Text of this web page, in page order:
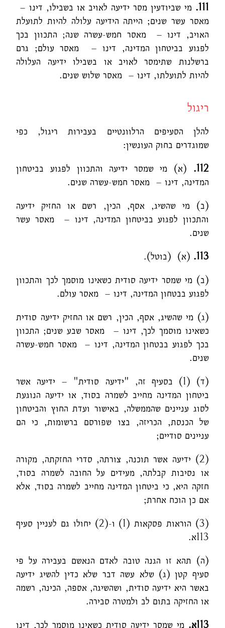
111. מי שביודעין מסר ידיעה לאויב או בשבילו, דינו –
מאסר עשר שנים; הייתה הידיעה עלולה להיות לתועלת
האויב, דינו – מאסר חמש-עשרה שנה; התכוון בכך
לפגוע בביטחון המדינה, דינו – מאסר עולם; גרם
ברשלנות שתימסר לאויב או בשבילו ידיעה העלולה
להיות לתועלתו, דינו – מאסר שלוש שנים.
ריגול
להלן הסעיפים הרלוונטיים בעבירות ריגול, כפי
שמוגדרים בחוק העונשין:
112.
(א) מי שמסר ידיעה והתכוון לפגוע בביטחון
המדינה, דינו – מאסר חמש-עשרה שנים.
(ב) מי שהשיג, אסף, הכין, רשם או החזיק ידיעה
והתכוון לפגוע בביטחון המדינה, דינו – מאסר עשר
שנים.
113. (א) (בוטל).
(ב) מי שמסר ידיעה סודית כשאינו מוסמך לכך והתכוון
לפגוע בבטחון המדינה, דינו – מאסר עולם.
(ג) מי שהשיג, אסף, הכין, רשם או החזיק ידיעה סודית
כשאינו מוסמך לכך, דינו – מאסר שבע שנים; התכוון
בכך לפגוע בבטחון המדינה, דינו – מאסר חמש-עשרה
שנים.
(ד) (1) בסעיף זה, "ידיעה סודית" – ידיעה אשר
ביטחון המדינה מחייב לשמרה בסוד, או ידיעה הנוגעת
לסוג עניינים שהממשלה, באישור ועדת החוץ והביטחון
של הכנסת, הכריזה, בצו שפורסם ברשומות, כי הם
עניינים סודיים;
(2) ידיעה אשר תוכנה, צורתה, סדרי החזקתה, מקורה
או נסיבות קבלתה, מעידים על החובה לשמרה בסוד,
חזקה היא, כי ביטחון המדינה מחייב לשמרה בסוד, אלא
אם כן הוכח אחרת;
(3) הוראות פסקאות (1) ו-(2) יחולו גם לעניין סעיף
113א.
(ה) תהא זו הגנה טובה לאדם הנאשם בעבירה על פי
סעיף קטן (ג) שלא עשה דבר שלא כדין להשיג ידיעה
באשר היא ידיעה סודית, ושהשיגה, אספה, הכינה, רשמה
או החזיקה בתום לב ולמטרה סבירה.
113א. מי שמסר ידיעה סודית כשאינו מוסמך לכך, דינו